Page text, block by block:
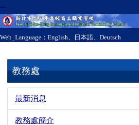
跳
到
要
:::
Web_Language： English、 日本語、 Deutsch
教務處
最新消息
教務處簡介